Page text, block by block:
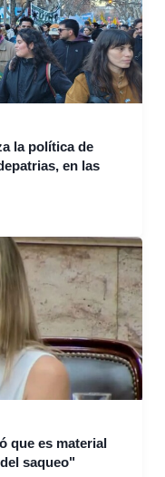
la política de
en las
que es material
saqueo"